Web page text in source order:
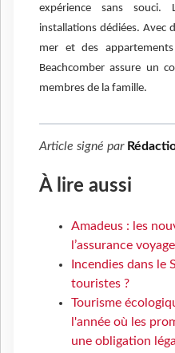
expérience sans souci.
installations dédiées. Avec
mer et des
Beachcomber assure un
membres de la famille.
Article signé par
À lire aussi
Amadeus : les
l’assurance voyage
Incendies dans le
touristes ?
Tourisme
l'année où les
une obligation